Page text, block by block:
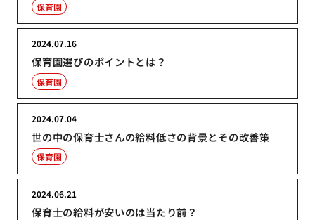
保育園
保育園選びのポイントとは？
2024.07.16
保育園
世の中の保育士さんの給料低さの背景とその改善策
2024.07.04
保育園
保育士の給料が安いのは当たり前？
2024.06.21